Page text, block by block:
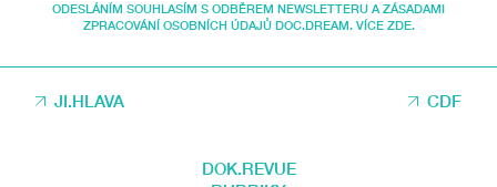
ODESLÁNÍM SOUHLASÍM S ODBĚREM NEWSLETTERU A ZÁSADAMI
ZPRACOVÁNÍ OSOBNÍCH ÚDAJŮ DOC.DREAM. VÍCE ZDE.
JI.HLAVA CDF
DOK.REVUE